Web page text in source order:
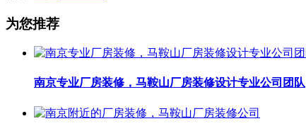
为您推荐
南京专业厂房装修，马鞍山厂房装修设计专业公司团队